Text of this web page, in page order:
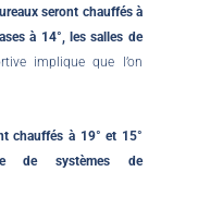
seront chauffés à
à 14°, les salles de
implique que l’on
chauffés à 19° et 15°
de systèmes de